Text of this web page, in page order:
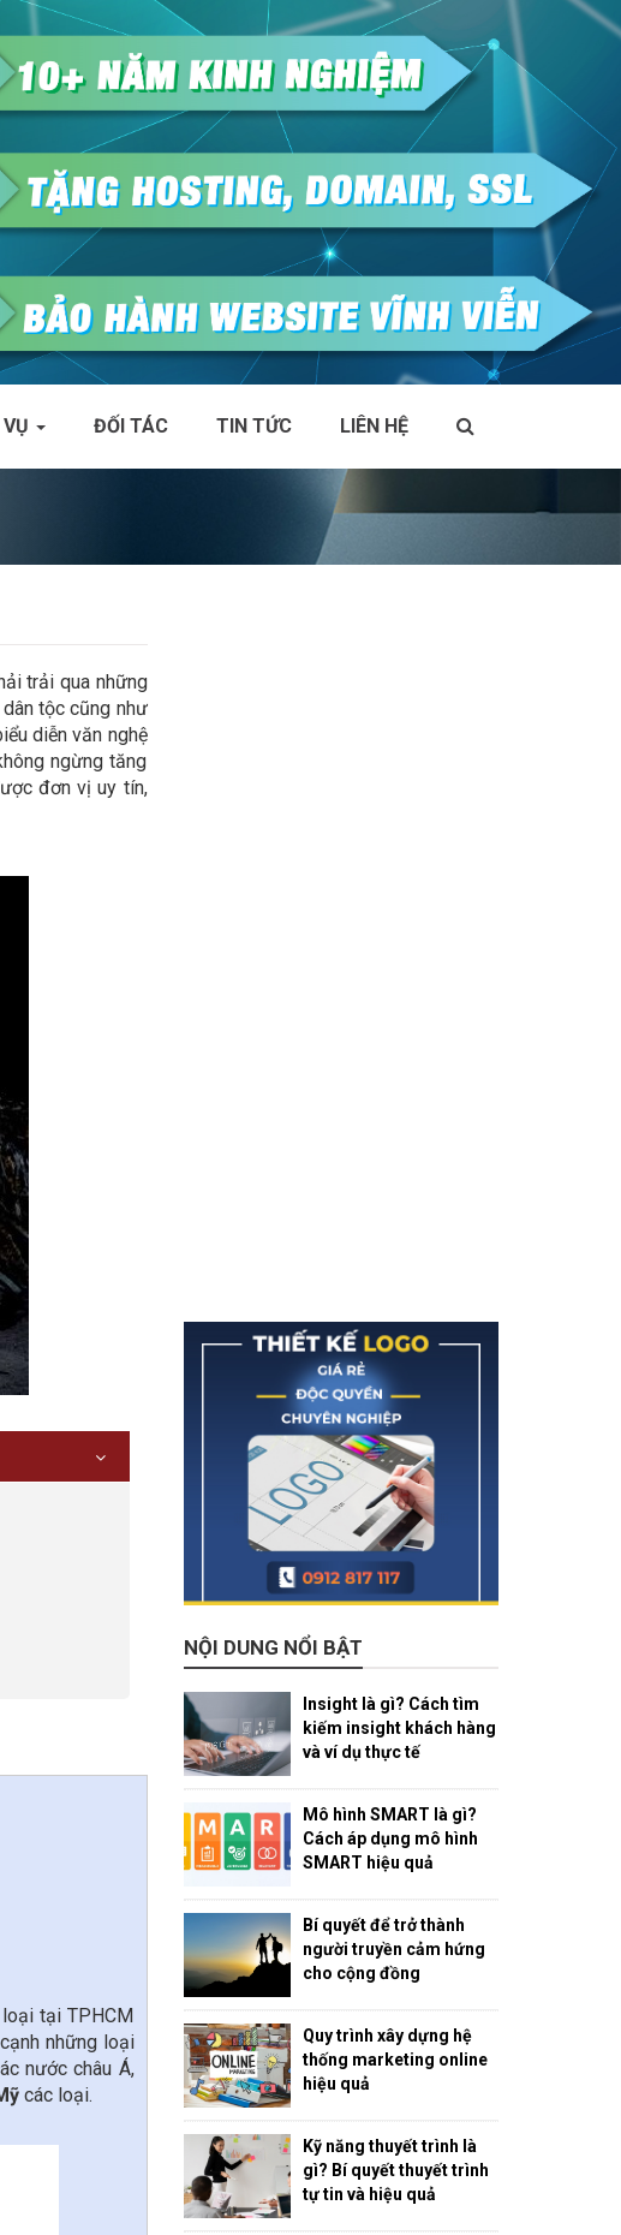
ĐỐI TÁC TIN TỨC LIÊN HỆ
trải qua những
tộc cũng như
diễn văn nghệ
ngừng tăng
đơn vị uy tín,
tại TPHCM
những loại
nước châu Á,
các loại.
NỘI DUNG NỔI BẬT
Insight là gì? Cách tìm
kiếm insight khách hàng
và ví dụ thực tế
Mô hình SMART là gì?
Cách áp dụng mô hình
SMART hiệu quả
Bí quyết để trở thành
người truyền cảm hứng
cho cộng đồng
Quy trình xây dựng hệ
thống marketing online
hiệu quả
Kỹ năng thuyết trình là
gì? Bí quyết thuyết trình
tự tin và hiệu quả